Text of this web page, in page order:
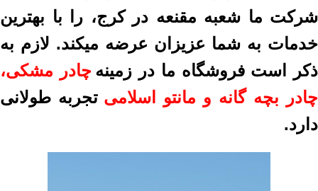
شرکت ما شعبه مقنعه در کرج، را با بهترین
خدمات به شما عزیزان عرضه میکند. لازم به
ذکر است فروشگاه ما در زمینه چادر مشکی،
چادر بچه گانه و مانتو اسلامی تجربه طولانی
دارد.